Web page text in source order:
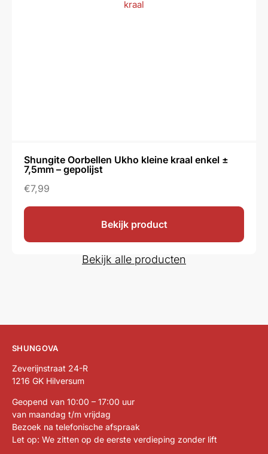
Shungite Oorbellen Ukho kleine kraal enkel ±
7,5mm – gepolijst
€7,99
Bekijk product
Bekijk alle producten
SHUNGOVA
Zeverijnstraat 24-R
1216 GK Hilversum
Geopend van 10:00 – 17:00 uur
van maandag t/m vrijdag
Bezoek na telefonische afspraak
Let op: We zitten op de eerste verdieping zonder lift